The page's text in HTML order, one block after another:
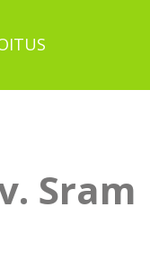
Sram